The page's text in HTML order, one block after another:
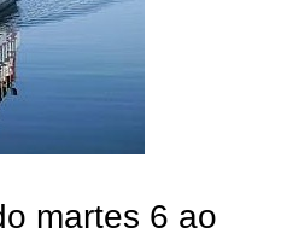
martes 6 ao